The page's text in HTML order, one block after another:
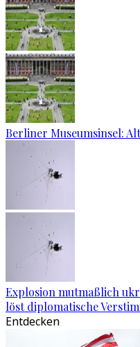
Berliner Museumsinsel:
Explosion mutmaßlich
löst diplomatische
Entdecken